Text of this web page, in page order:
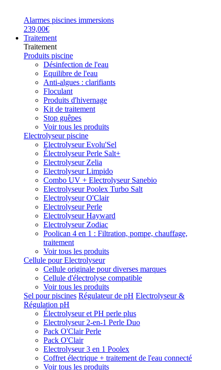
Alarmes piscines immersions
239,00€
Traitement
Traitement
Produits piscine
Désinfection de l'eau
Equilibre de l'eau
Anti-algues : clarifiants
Floculant
Produits d'hivernage
Kit de traitement
Stop guêpes
Voir tous les produits
Electrolyseur piscine
Electrolyseur Evolu'Sel
Électrolyseur Perle Salt+
Electrolyseur Zelia
Electrolyseur Limpido
Combo UV + Electrolyseur Sanebio
Electrolyseur Poolex Turbo Salt
Electrolyseur O'Clair
Electrolyseur Perle
Electrolyseur Hayward
Electrolyseur Zodiac
Poolican 4 en 1 : Filtration, pompe, chauffage,
traitement
Voir tous les produits
Cellule pour Electrolyseur
Cellule originale pour diverses marques
Cellule d'électrolyse compatible
Voir tous les produits
Sel pour piscines Régulateur de pH Electrolyseur &
Régulation pH
Électrolyseur et PH perle plus
Electrolyseur 2-en-1 Perle Duo
Pack O'Clair Perle
Pack O'Clair
Electrolyseur 3 en 1 Poolex
Coffret électrique + traitement de l'eau connecté
Voir tous les produits